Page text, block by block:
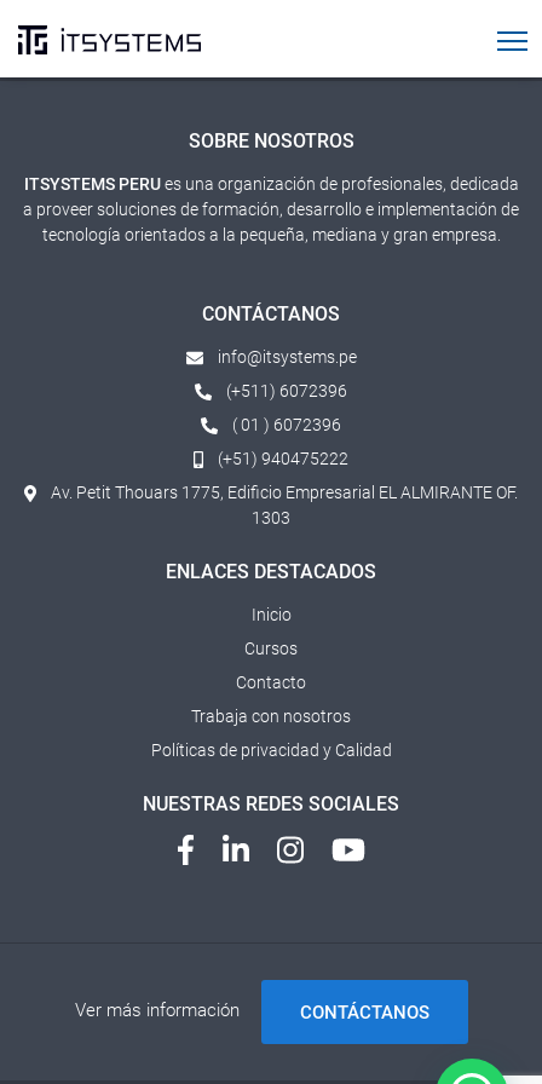
Cursos SAP
SOBRE NOSOTROS
ITSYSTEMS PERUes una organización de profesionales, dedicada
a proveer soluciones de formación, desarrollo e implementación de
tecnología orientados a la pequeña, mediana y gran empresa.
CONTÁCTANOS
info@itsystems.pe
(+511) 6072396
( 01 ) 6072396
(+51) 940475222
Av. Petit Thouars 1775, Edificio Empresarial EL ALMIRANTE OF.
1303
ENLACES DESTACADOS
Inicio
Cursos
Contacto
Trabaja con nosotros
Políticas de privacidad y Calidad
NUESTRAS REDES SOCIALES
Ver más información CONTÁCTANOS